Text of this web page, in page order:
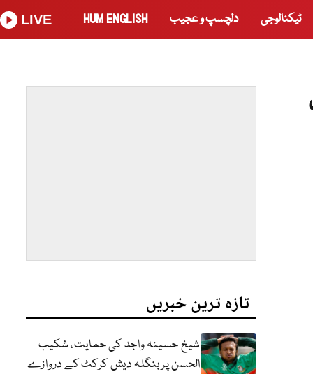
ٹیکنالوجی دلچسپ و عجیب HUM ENGLISH
LIVE
تازہ ترین خبریں
شیخ حسینہ واجد کی حمایت، شکیب
الحسن پر بنگلہ دیش کرکٹ کے دروازے